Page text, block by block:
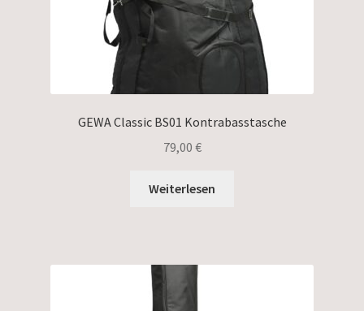
GEWA Classic BS01 Kontrabasstasche
79,00 €
Weiterlesen